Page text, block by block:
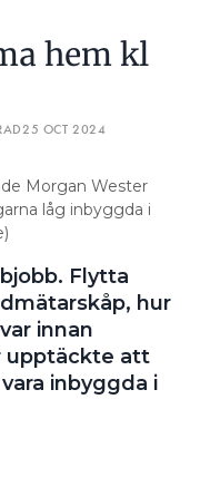
hem kl
25 OCT 2024
Morgan Wester
låg inbyggda i
Flytta
hur
innan
upptäckte att
inbyggda i